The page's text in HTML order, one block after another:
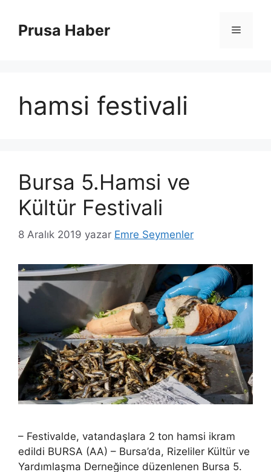
Prusa Haber Menü
hamsi festivali
Bursa 5.Hamsi ve
Kültür Festivali
8 Aralık 2019 yazar Emre Seymenler
– Festivalde, vatandaşlara 2 ton hamsi ikram
edildi BURSA (AA) – Bursa’da, Rizeliler Kültür ve
Yardımlaşma Derneğince düzenlenen Bursa 5.